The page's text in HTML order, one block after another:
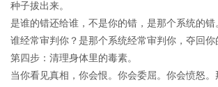
种子拔出来。
是谁的错还给谁，不是你的错，是那个系统的错
谁经常审判你？是那个系统经常审判你，夺回你
第四步：清理身体里的毒素。
当你看见真相，你会恨。你会委屈。你会愤怒